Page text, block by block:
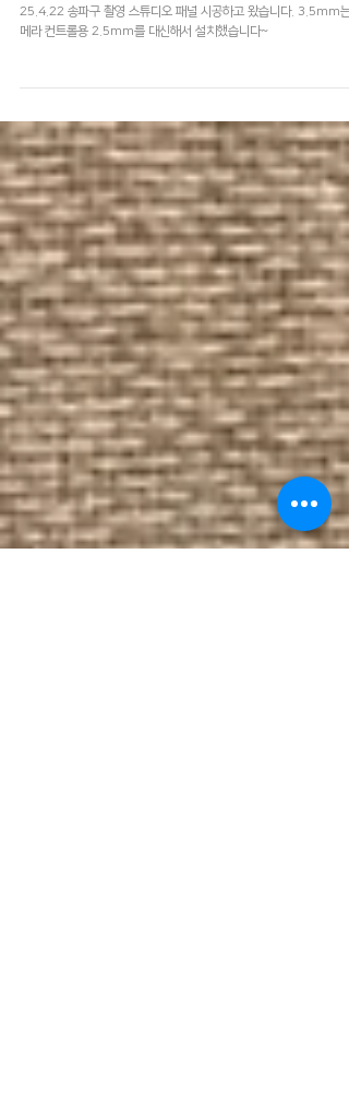
시공
송파구 촬영스튜디오 패널 시공
25.4.22 송파구 촬영 스튜디오 패널 시공하고 왔습니다. 3.5mm는
메라 컨트롤용 2.5mm를 대신해서 설치했습니다~